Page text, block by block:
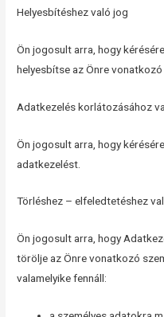
Helyesbítéshez való jog
Ön jogosult arra, hogy
helyesbítse az Önre
Adatkezelés korlátozásához
Ön jogosult arra, hogy
adatkezelést.
Törléshez – elfeledtetéshez
Ön jogosult arra, hogy
törölje az Önre vonatkozó
valamelyike fennáll: